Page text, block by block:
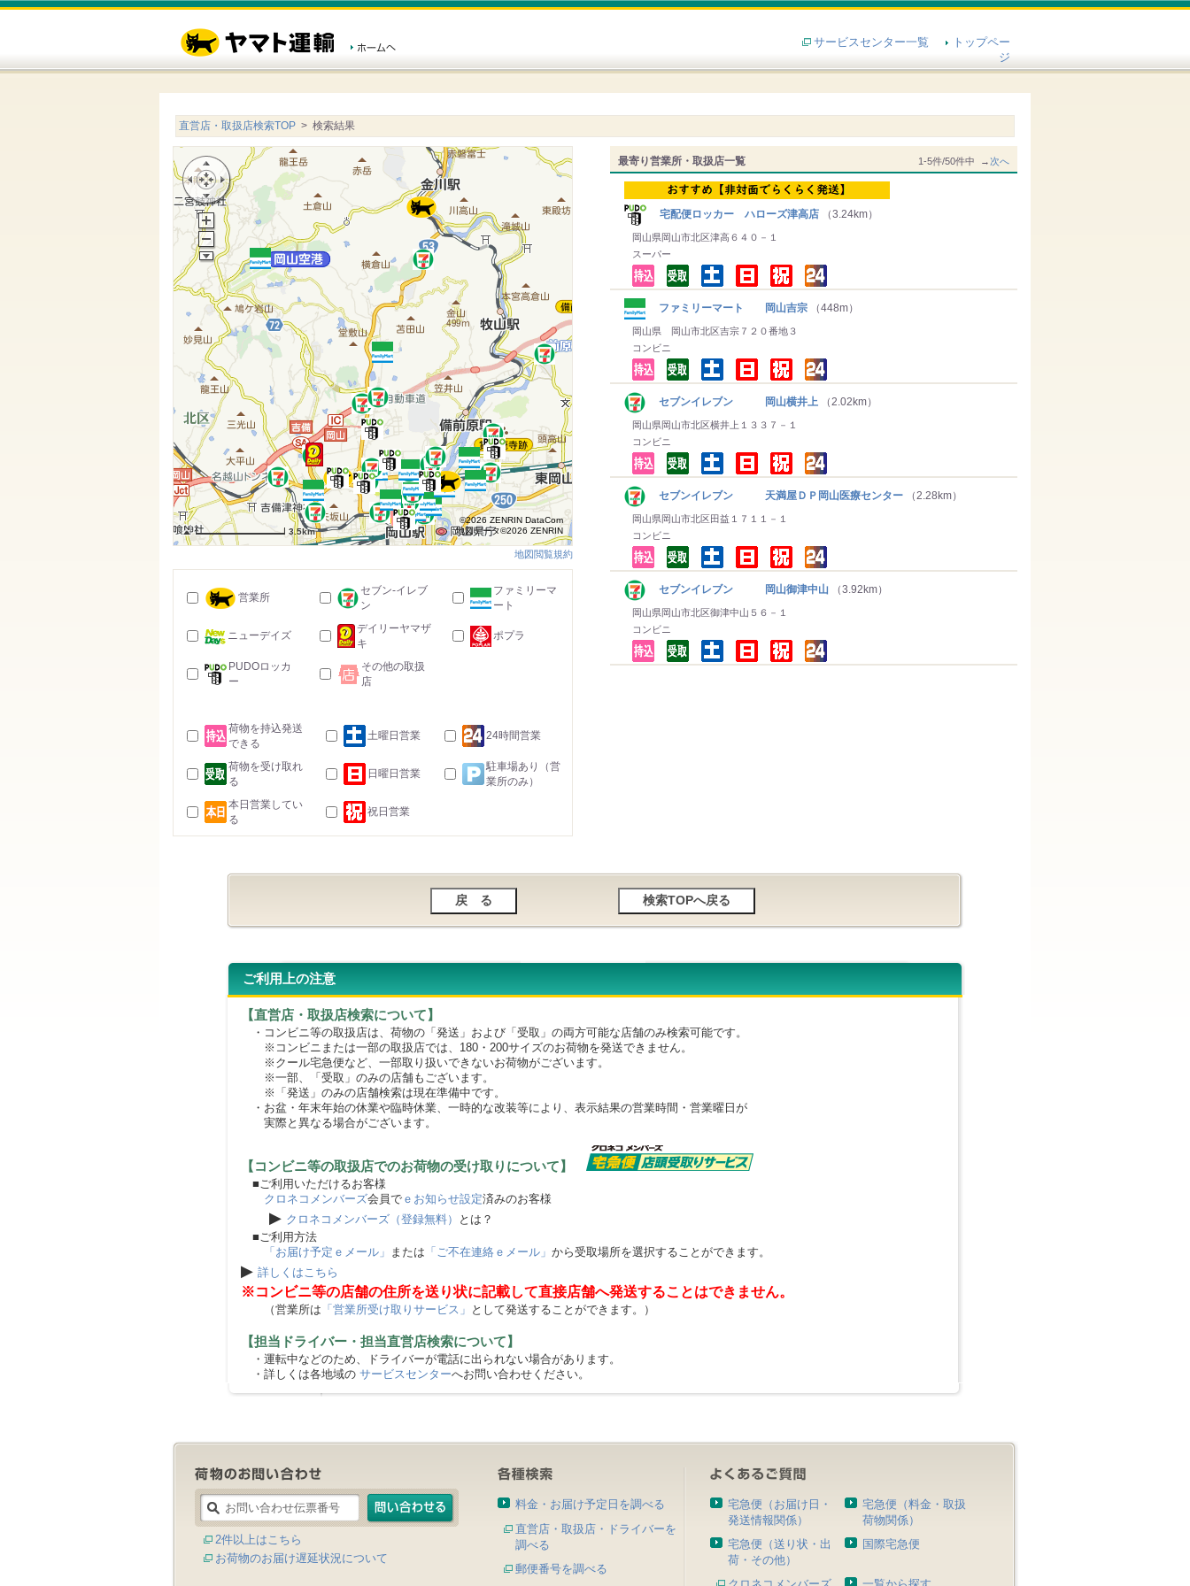
サービスセンター一覧
トップペー
ジ
直営店・取扱店検索TOP > 検索結果
最寄り営業所・取扱店一覧 1-5件/50件中 →次へ
宅配便ロッカー ハローズ津高店 （3.24km）
岡山県岡山市北区津高６４０－１
スーパー
ファミリーマート 岡山吉宗 （448m）
岡山県 岡山市北区吉宗７２０番地３
コンビニ
セブンイレブン 岡山横井上 （2.02km）
岡山県岡山市北区横井上１３３７－１
コンビニ
セブンイレブン 天満屋ＤＰ岡山医療センター （2.28km）
岡山県岡山市北区田益１７１１－１
コンビニ
セブンイレブン 岡山御津中山 （3.92km）
岡山県岡山市北区御津中山５６－１
コンビニ
3.5km
©2026 ZENRIN DataCom
地図データ©2026 ZENRIN
地図閲覧規約
営業所
セブン-イレブ
ン
ファミリーマ
ート
ニューデイズ
デイリーヤマザ
キ
ポプラ
PUDOロッカ
ー
その他の取扱
店
荷物を持込発送
できる
土曜日営業 24時間営業
荷物を受け取れ
る
日曜日営業
駐車場あり（営
業所のみ）
本日営業してい
る
祝日営業
ご利用上の注意
【直営店・取扱店検索について】
・コンビニ等の取扱店は、荷物の「発送」および「受取」の両方可能な店舗のみ検索可能です。
※コンビニまたは一部の取扱店では、180・200サイズのお荷物を発送できません。
※クール宅急便など、一部取り扱いできないお荷物がございます。
※一部、「受取」のみの店舗もございます。
※「発送」のみの店舗検索は現在準備中です。
・お盆・年末年始の休業や臨時休業、一時的な改装等により、表示結果の営業時間・営業曜日が
実際と異なる場合がございます。
【コンビニ等の取扱店でのお荷物の受け取りについて】
■ご利用いただけるお客様
クロネコメンバーズ会員で ｅお知らせ設定済みのお客様
▶ クロネコメンバーズ（登録無料）
とは？
■ご利用方法
「お届け予定ｅメール」 または 「ご不在連絡ｅメール」 から受取場所を選択することができます。
▶ 詳しくはこちら
※コンビニ等の店舗の住所を送り状に記載して直接店舗へ発送することはできません。
（営業所は 「営業所受け取りサービス」 として発送することができます。）
【担当ドライバー・担当直営店検索について】
・運転中などのため、ドライバーが電話に出られない場合があります。
・詳しくは各地域の サービスセンターへお問い合わせください。
2件以上はこちら
お荷物のお届け遅延状況について
料金・お届け予定日を調べる
直営店・取扱店・ドライバーを
調べる
郵便番号を調べる
宅急便（お届け日・
発送情報関係）
宅急便（料金・取扱
荷物関係）
宅急便（送り状・出
荷・その他）
国際宅急便